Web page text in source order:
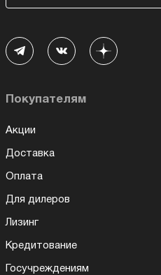
Покупателям
Акции
Доставка
Оплата
Для дилеров
Лизинг
Кредитование
Госучреждениям